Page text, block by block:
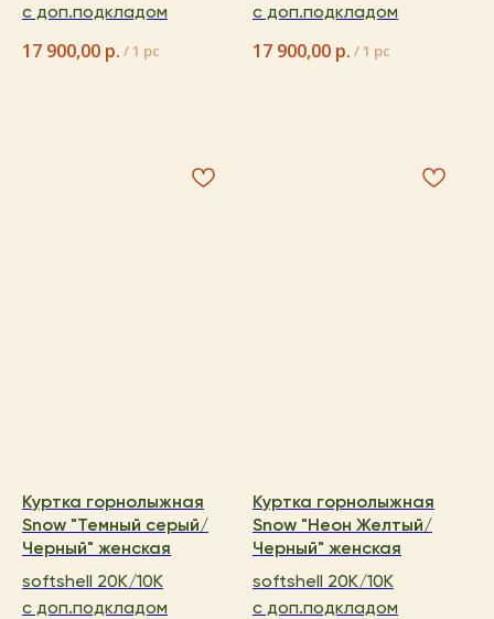
с доп.подкладом
17 900,00 р. / 1 pc
с доп.подкладом
17 900,00 р. / 1 pc
Куртка горнолыжная
Snow "Темный серый/
Черный" женская
softshell 20K/10K
с доп.подкладом
Куртка горнолыжная
Snow "Неон Желтый/
Черный" женская
softshell 20K/10K
с доп.подкладом